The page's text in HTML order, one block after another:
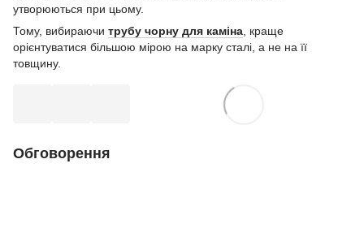
утворюються при цьому.
Тому, вибираючи трубу чорну для каміна , краще
орієнтуватися більшою мірою на марку сталі, а не на її
товщину.
Обговорення